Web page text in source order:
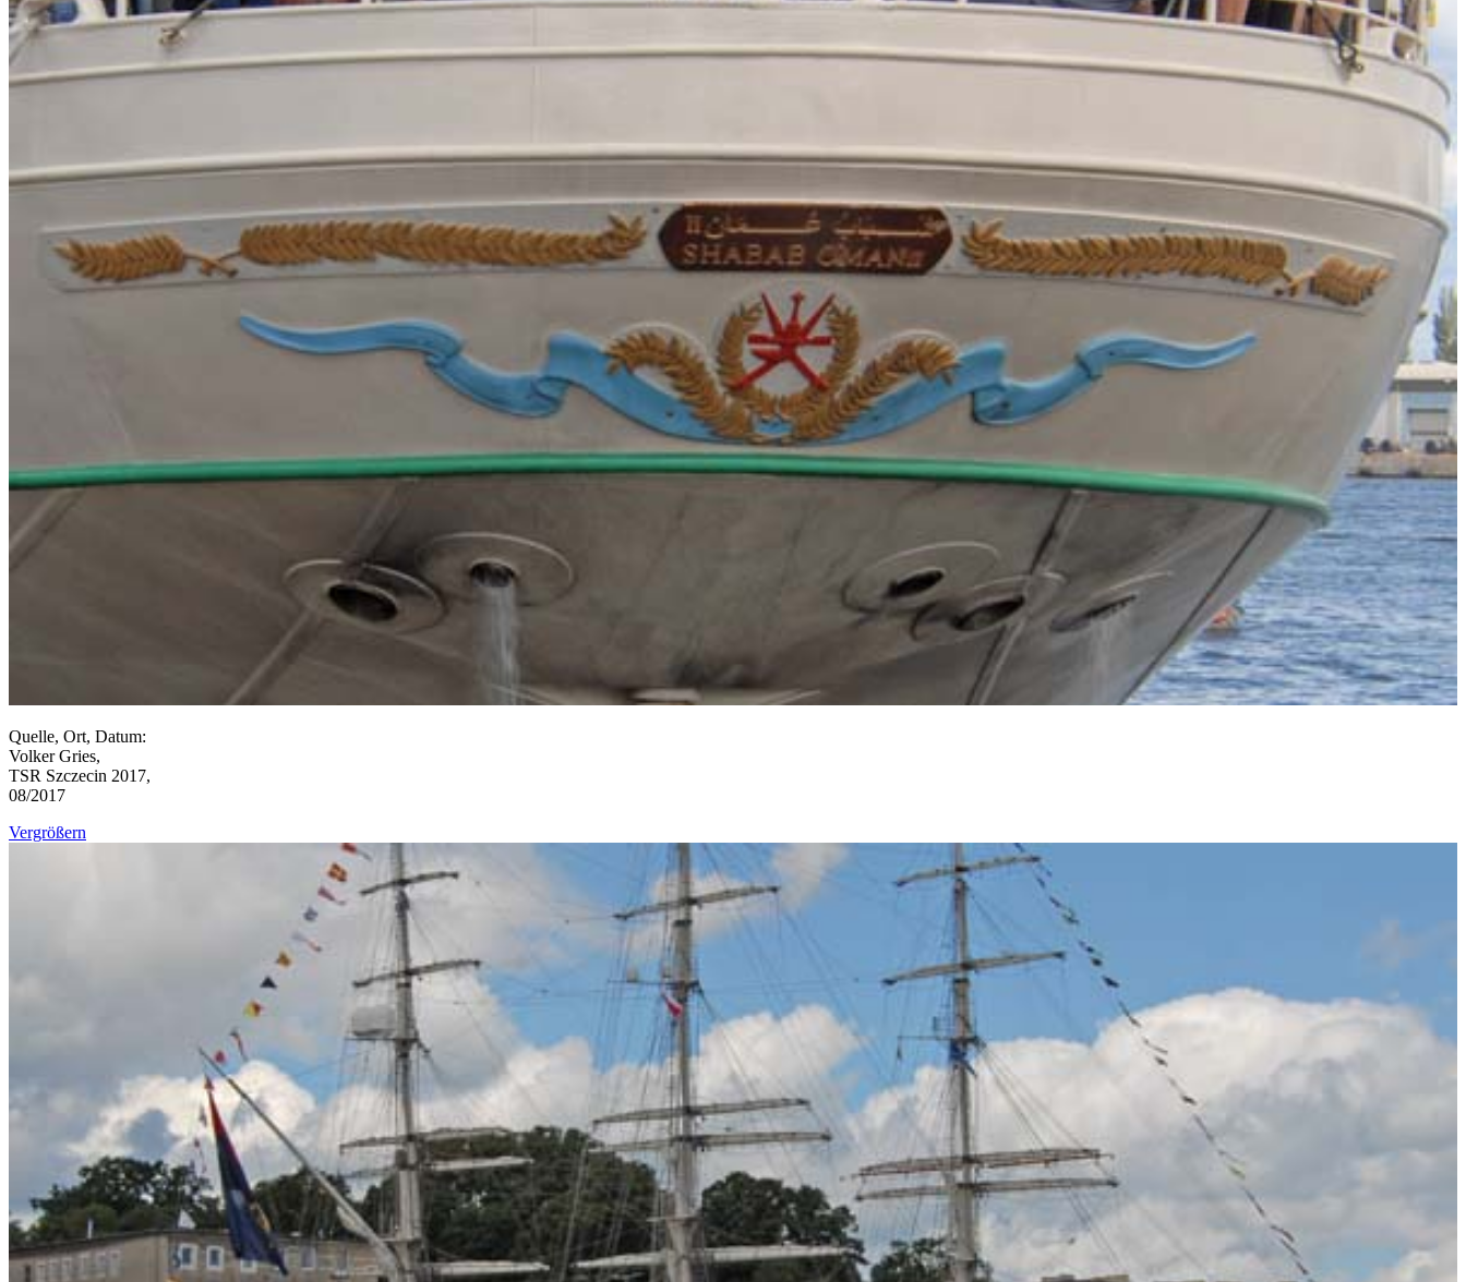
Quelle, Ort, Datum:
Volker Gries,
TSR Szczecin 2017,
08/2017
Vergrößern